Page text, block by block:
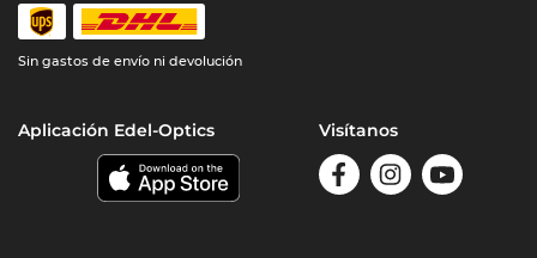
Sin gastos de envío ni devolución
Aplicación Edel-Optics Visítanos